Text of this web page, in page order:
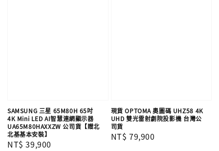
SAMSUNG 三星 65M80H 65吋
4K Mini LED AI智慧連網顯示器
UA65M80HAXXZW 公司貨【贈北
北基基本安裝】
Regular
NT$ 39,900
現貨 OPTOMA 奧圖碼 UHZ58 4K
UHD 雙光雷射劇院投影機 台灣公
司貨
Regular
NT$ 79,900